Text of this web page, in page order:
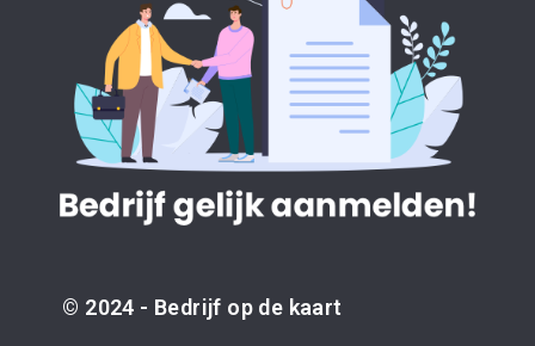
© 2024 - Bedrijf op de kaart